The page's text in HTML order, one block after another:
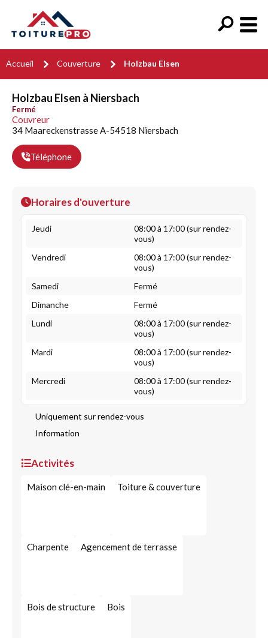
Accueil Couverture Holzbau Elsen
Holzbau Elsen à Niersbach
Fermé
Couvreur
34 Maareckenstrasse A-54518 Niersbach
Téléphone
Horaires d'ouverture
Jeudi
08:00 à 17:00 (sur rendez-
vous)
Vendredi
08:00 à 17:00 (sur rendez-
vous)
Samedi
Fermé
Dimanche
Fermé
Lundi
08:00 à 17:00 (sur rendez-
vous)
Mardi
08:00 à 17:00 (sur rendez-
vous)
Mercredi
08:00 à 17:00 (sur rendez-
vous)
Uniquement sur rendez-vous
Information
Activités
Maison clé-en-main Toiture & couverture
Charpente Agencement de terrasse
Bois de structure Bois